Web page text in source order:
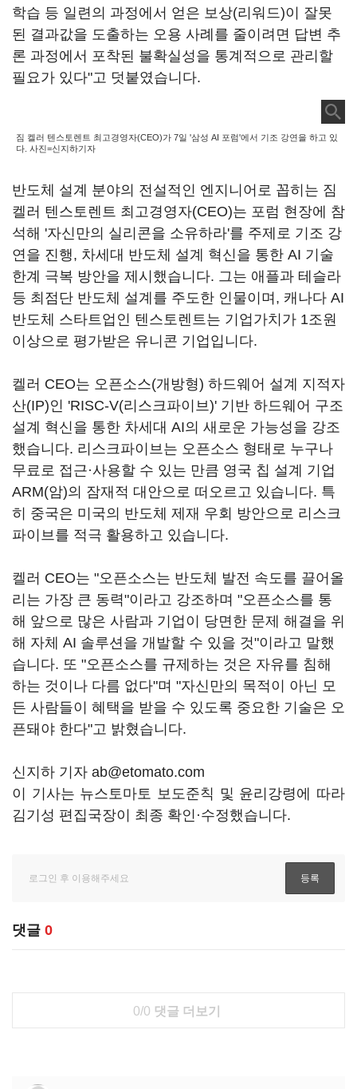
학습 등 일련의 과정에서 얻은 보상(리워드)이 잘못
된 결과값을 도출하는 오용 사례를 줄이려면 답변 추
론 과정에서 포착된 불확실성을 통계적으로 관리할
필요가 있다"고 덧붙였습니다.
짐 켈러 텐스토렌트 최고경영자(CEO)가 7일 '삼성 AI 포럼'에서 기조 강연을 하고 있
다. 사진=신지하기자
반도체 설계 분야의 전설적인 엔지니어로 꼽히는 짐
켈러 텐스토렌트 최고경영자(CEO)는 포럼 현장에 참
석해 '자신만의 실리콘을 소유하라'를 주제로 기조 강
연을 진행, 차세대 반도체 설계 혁신을 통한 AI 기술
한계 극복 방안을 제시했습니다. 그는 애플과 테슬라
등 최점단 반도체 설계를 주도한 인물이며, 캐나다 AI
반도체 스타트업인 텐스토렌트는 기업가치가 1조원
이상으로 평가받은 유니콘 기업입니다.
켈러 CEO는 오픈소스(개방형) 하드웨어 설계 지적자
산(IP)인 'RISC-V(리스크파이브)' 기반 하드웨어 구조
설계 혁신을 통한 차세대 AI의 새로운 가능성을 강조
했습니다. 리스크파이브는 오픈소스 형태로 누구나
무료로 접근·사용할 수 있는 만큼 영국 칩 설계 기업
ARM(암)의 잠재적 대안으로 떠오르고 있습니다. 특
히 중국은 미국의 반도체 제재 우회 방안으로 리스크
파이브를 적극 활용하고 있습니다.
켈러 CEO는 "오픈소스는 반도체 발전 속도를 끌어올
리는 가장 큰 동력"이라고 강조하며 "오픈소스를 통
해 앞으로 많은 사람과 기업이 당면한 문제 해결을 위
해 자체 AI 솔루션을 개발할 수 있을 것"이라고 말했
습니다. 또 "오픈소스를 규제하는 것은 자유를 침해
하는 것이나 다름 없다"며 "자신만의 목적이 아닌 모
든 사람들이 혜택을 받을 수 있도록 중요한 기술은 오
픈돼야 한다"고 밝혔습니다.
신지하 기자 ab@etomato.com
이 기사는 뉴스토마토 보도준칙 및 윤리강령에 따라
김기성 편집국장이 최종 확인·수정했습니다.
댓글 0
0/0 댓글 더보기